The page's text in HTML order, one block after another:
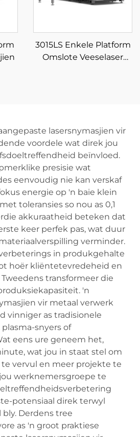
3015LS Enkele Platform
Omslote Veeselaser
lasersnymasjien vir
voordele wat direk jou
beïnvloed.
presisie wat
eenvoudig nie kan verskaf
energie op 'n baie klein
toleransies so nou as 0,1
akkuraatheid beteken dat
keer perfek pas, wat duur
verminder.
in produkgehalte
hoër kliëntetevredeheid en
transformeer die
'n
vir metaal verwerk
vinniger as tradisionele
snyers of
eens ure geneem het,
wat jou in staat stel om
vervul en meer projekte te
werknemersgroepe te
potensiaal direk terwyl
Derdens tree
as 'n groot praktiese